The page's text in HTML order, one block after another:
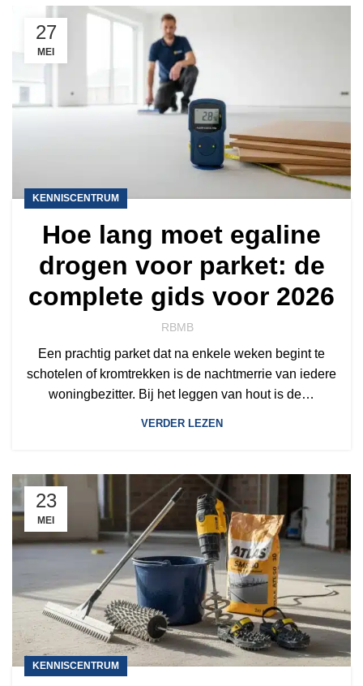
27
MEI
KENNISCENTRUM
Hoe lang moet egaline
drogen voor parket: de
complete gids voor 2026
RBMB
Een prachtig parket dat na enkele weken begint te
schotelen of kromtrekken is de nachtmerrie van iedere
woningbezitter. Bij het leggen van hout is de…
VERDER LEZEN
23
MEI
KENNISCENTRUM